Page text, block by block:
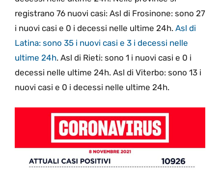
registrano 76 nuovi casi: Asl di Frosinone: sono 27
i nuovi casi e 0 i decessi nelle ultime 24h. Asl di
Latina: sono 35 i nuovi casi e 3 i decessi nelle
ultime 24h. Asl di Rieti: sono 1 i nuovi casi e 0 i
decessi nelle ultime 24h. Asl di Viterbo: sono 13 i
nuovi casi e 0 i decessi nelle ultime 24h.